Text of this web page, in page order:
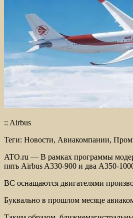
:: Airbus
Теги: Новости, Авиакомпании,
ATO.ru — В рамках программы
пять Airbus A330-900 и два A350-
ВС оснащаются двигателями
Буквально в прошлом месяце